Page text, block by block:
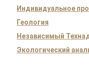
Индивидуальное
Геология
Независимый
Экологический